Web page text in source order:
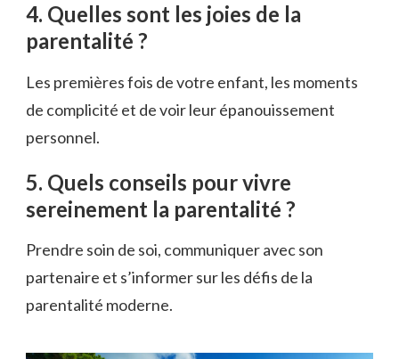
4. Quelles sont les joies de la
parentalité ?
Les premières fois de votre enfant, les moments
de complicité et de voir leur épanouissement
personnel.
5. Quels conseils pour vivre
sereinement la parentalité ?
Prendre soin de soi, communiquer avec son
partenaire et s’informer sur les défis de la
parentalité moderne.